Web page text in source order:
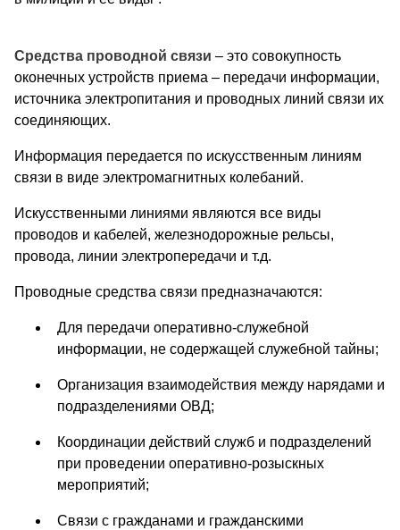
Средства проводной связи – это совокупность
оконечных устройств приема – передачи информации,
источника электропитания и проводных линий связи их
соединяющих.
Информация передается по искусственным линиям
связи в виде электромагнитных колебаний.
Искусственными линиями являются все виды
проводов и кабелей, железнодорожные рельсы,
провода, линии электропередачи и т.д.
Проводные средства связи предназначаются:
Для передачи оперативно-служебной
информации, не содержащей служебной тайны;
Организация взаимодействия между нарядами и
подразделениями ОВД;
Координации действий служб и подразделений
при проведении оперативно-розыскных
мероприятий;
Связи с гражданами и гражданскими